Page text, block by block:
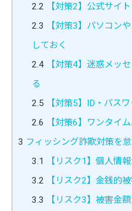
2.2 【対策2】公式サイ
2.3 【対策3】パソコン
しておく
2.4【対策4】迷惑メッ
る
2.5 【対策5】ID・パス
2.6 【対策6】ワンタイ
3 フィッシング詐欺対策を
3.1
【リスク1】個人情
3.2 【リスク2】金銭的
3.3 【リスク3】被害金